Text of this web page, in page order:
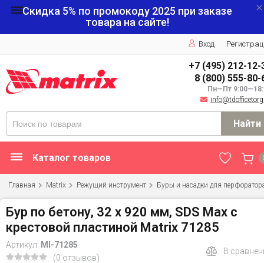
Скидка 5% по промокоду 2025 при заказе
товара на сайте!
Вход
+7 (495) 212-12-
8 (800) 555-80-
Пн—Пт
Найти
Каталог товаров
Главная Matrix Режущий инструмент Буры и насадки для
Бур по бетону, 32 х 920 мм, SDS Max c
крестовой пластиной Matrix 71285
Артикул: MI-71285
(0 отзывов)
В